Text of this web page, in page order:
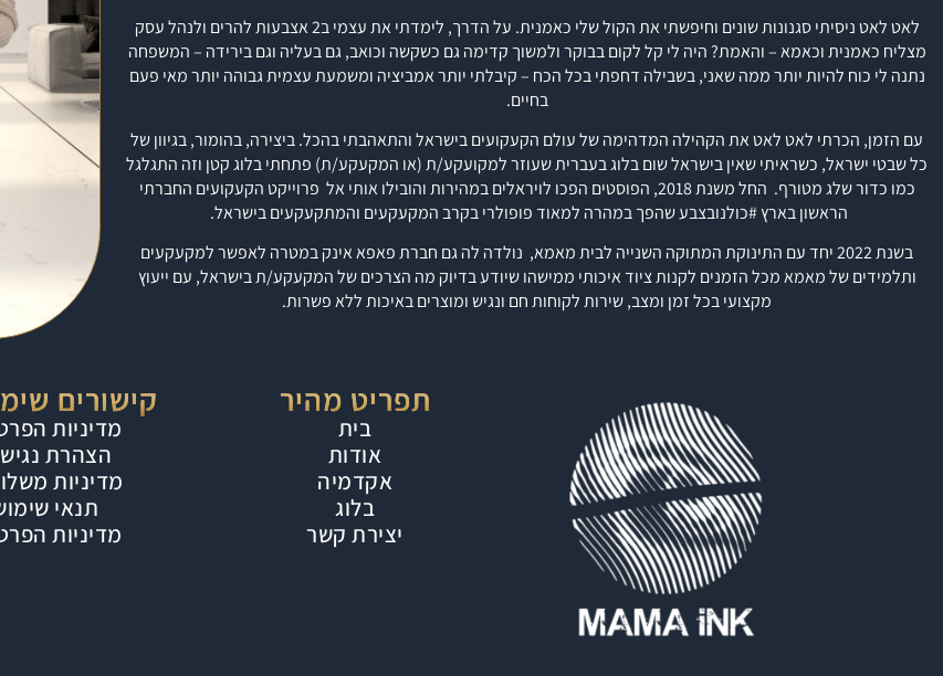
לאט לאט ניסיתי סגנונות שונים וחיפשתי את הקול שלי כאמנית. על הדרך, לימדתי את עצמי ב2 אצבעות להרים ולנהל עסק
מצליח כאמנית וכאמא – והאמת? היה לי קל לקום בבוקר ולמשוך קדימה גם כשקשה וכואב, גם בעליה וגם בירידה – המשפחה
נתנה לי כוח להיות יותר ממה שאני, בשבילה דחפתי בכל הכח – קיבלתי יותר אמביציה ומשמעת עצמית גבוהה יותר מאי פעם
בחיים.
עם הזמן, הכרתי לאט לאט את הקהילה המדהימה של עולם הקעקועים בישראל והתאהבתי בהכל. ביצירה, בהומור, בגיוון של
כל שבטי ישראל, כשראיתי שאין בישראל שום בלוג בעברית שעוזר למקועקע/ת (או המקעקע/ת) פתחתיבלוגקטן וזה התגלגל
כמו כדור שלג מטורף.
החל משנת 2018, הפוסטים הפכו לויראלים במהירות והובילו אותי אל פרוייקט הקעקועים החברתי
הראשון בארץ #כולנובצבעשהפך במהרה למאוד פופולרי בקרב המקעקעים והמתקעקעים בישראל.
בשנת 2022 יחד עם התינוקת המתוקה השנייה לבית מאמא, נולדה לה גם חברת
פאפא אינקבמטרה לאפשר למקעקעים
ותלמידים של מאמא מכל הזמנים לקנות ציוד איכותי ממישהו שיודע בדיוק מה הצרכים של המקעקע/ת בישראל, עם ייעוץ
מקצועי בכל זמן ומצב, שירות לקוחות חם ונגיש ומוצרים באיכות ללא פשרות.
תפריט מהיר
בית
אודות
אקדמיה
בלוג
יצירת קשר
קישורים
מדיניות
הצהרת
מדיניות
תנאי
מדיניות